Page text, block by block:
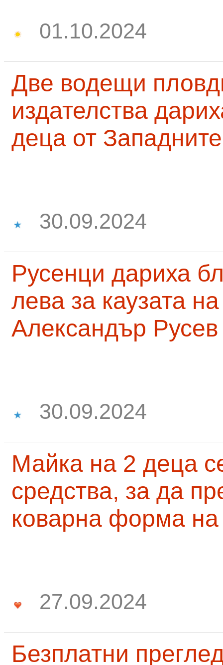
01.10.2024
Две водещи
издателства
деца от
30.09.2024
Русенци дариха
лева за каузата
Александър Русев
30.09.2024
Майка на 2 деца
средства, за да
коварна форма на
27.09.2024
Безплатни